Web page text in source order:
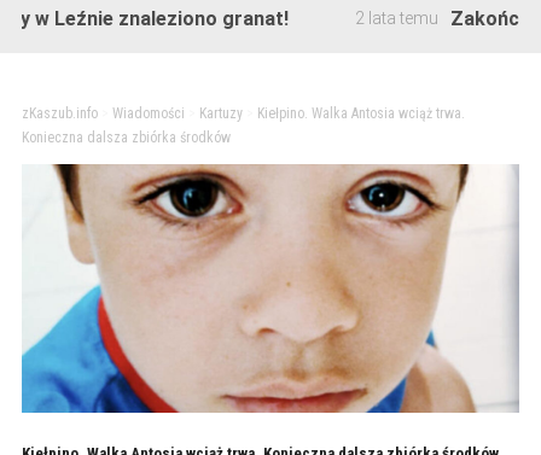
znaleziono granat! 2 lata temu Zakończono
zKaszub.info> Wiadomości Kartuzy>
Kiełpino. Walka Antosia wciąż trwa.
Konieczna dalsza zbiórka środków